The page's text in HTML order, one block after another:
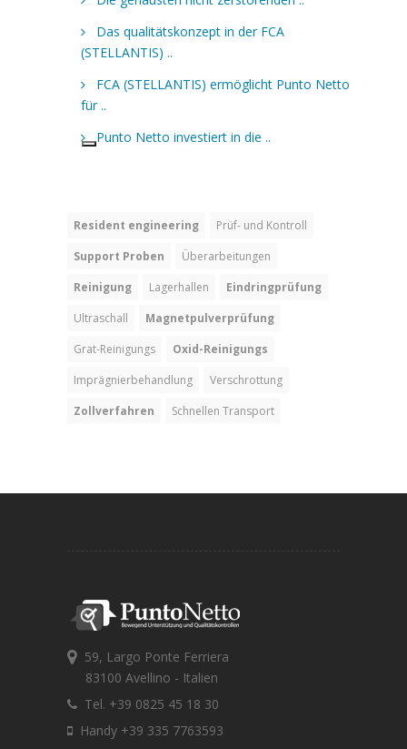
Resident engineering
Prüf- und Kontroll
Support Proben
Überarbeitungen
Reinigung
Lagerhallen
Eindringprüfung
Ultraschall
Magnetpulverprüfung
Grat-Reinigungs
Oxid-Reinigungs
Imprägnierbehandlung
Verschrottung
Zollverfahren
Schnellen Transport
59, Largo Ponte Ferriera
83100 Avellino - Italien
Tel. +39 0825 45 18 30
Handy +39 335 7763593